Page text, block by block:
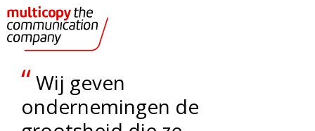
“Wij geven
ondernemingen de